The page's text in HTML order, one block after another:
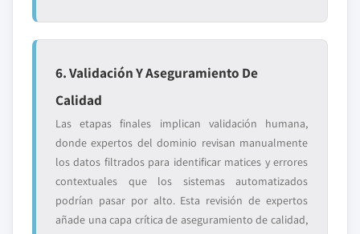
6. Validación Y Aseguramiento De
Calidad
Las etapas finales implican validación humana,
donde expertos del dominio revisan manualmente
los datos filtrados para identificar matices y errores
contextuales que los sistemas automatizados
podrían pasar por alto. Esta revisión de expertos
añade una capa crítica de aseguramiento de calidad,